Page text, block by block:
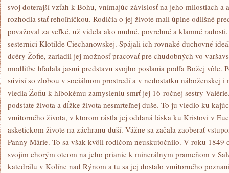
svoj doterajší vzťah k Bohu, vnímajúc závislosť na jeho milostiach a
rozhodla stať rehoľníčkou. Rodičia o jej živote mali úplne odlišné
považoval za veľké, už videla ako nudné, povrchné a klamné
sesternici Klotilde Ciechanowskej. Spájali ich rovnaké duchovné
dcéry Žofie, zariadil jej možnosť pracovať pre chudobných vo
modlitbe hľadala jasnú predstavu svojho poslania podľa Božej vôle.
súvisí so zlobou v sociálnom prostredí a v nedostatku náboženskej
viedla Žofiu k hlbokému zamysleniu smrť jej 16-ročnej sestry
podstate života a dĺžke života nesmrteľnej duše. To ju viedlo ku
vnútorného života, v ktorom rástla jej oddaná láska ku Kristovi v
asketickom živote na záchranu duší. Vážne sa začala zaoberať
Panny Márie. To sa však kvôli rodičom neuskutočnilo. V roku 1849
svojim chorým otcom na jeho prianie k minerálnym prameňom v
katedrálu v Kolíne nad Rýnom a tu sa jej dostalo vnútorného